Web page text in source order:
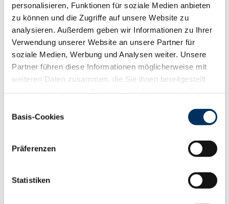
personalisieren, Funktionen für soziale Medien anbieten
zu können und die Zugriffe auf unsere Website zu
analysieren. Außerdem geben wir Informationen zu Ihrer
Verwendung unserer Website an unsere Partner für
soziale Medien, Werbung und Analysen weiter. Unsere
Partner führen diese Informationen möglicherweise mit
weiteren Daten zusammen, die Sie ihnen bereitgestellt
Cookies, wenn Sie unsere Webseite weiterhin nutzen.
Basis-Cookies
Präferenzen
Statistiken
RZKm
113
RZÖko
Gesundheit
RZGesund
RZEuterfit
111
RZ Klaue
106
104
Produktion
+1550